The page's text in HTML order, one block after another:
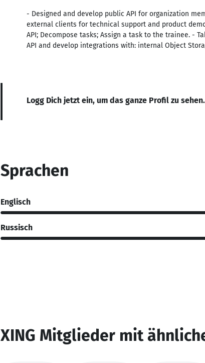
- Designed and develop public API for organization
external clients for technical support and product
API; Decompose tasks; Assign a task to the trainee. -
API and develop integrations with: internal Object
Logg Dich jetzt ein, um das ganze Profil zu sehen.
Sprachen
Englisch
Russisch
XING Mitglieder mit